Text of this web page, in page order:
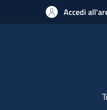
Accedi